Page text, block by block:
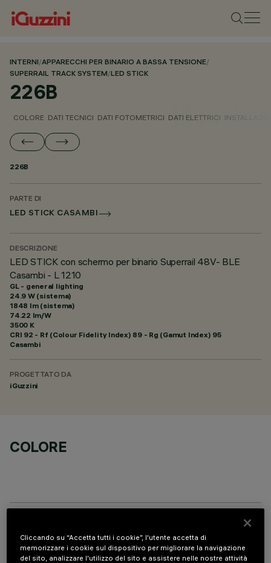
INTERNI/APPARECCHI PER BINARIO A BASSA TENSIONE/
SUPERRAIL TRACK SYSTEM/LED STICK
226B
COLORE DATI TECNICI DATI FOTOMETRICI DATI ELETTRICI
226B
PARTE DI
LED STICK CASAMBI
DESCRIZIONE
LED STICK con schermo per binario Superrail 48V- BLE
Casambi - L 1210
GL - general lighting
24.9 W (sistema)
1848 lm (sistema)
74.22 lm/W
3500 K
CRI 92 - Rf (Colour Fidelity Index) 89 - Rg (Gamut Index) 95
Casambi
PROGETTATO DA
iGuzzini
COLORE
DATI TECNICI
ULTIMO AGGIORNAMENTO: 07/08/2026
Cliccando su “Accetta tutti i cookie”, l'utente accetta di
memorizzare i cookie sul dispositivo per migliorare la navigazione
del sito, analizzare l'utilizzo del sito e assistere nelle nostre attività